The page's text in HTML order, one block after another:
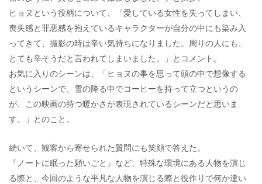
ヒョヌという役柄について、「愛している女性を失ってしまい、
喪失感と罪悪感を抱えているキャラクターが自分の中にも染み入
ってきて、撮影の時は辛い気持ちになりました。周りの人にも、
とても辛そうだと言われてしまいました。」とコメント。
お気に入りのシーンは、「ヒョヌの事を思って頭の中で想像する
というシーンで、雪の降る中でコーヒーを持って立つというの
が、この映画の持つ暖かさが表現されているシーンだと思いま
す。」とのこと。
続いて、観客から寄せられた質問にも笑顔で答えた。
『ノートに眠った願いごと』など、特殊な環境にある人物を演じ
る際と、今回のような平凡な人物を演じる際と役作りで何か違い